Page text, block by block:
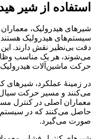
استفاده از شیر
شیرهای هیدرولیک،
سیستم‌های هیدرولیک
دقت بی‌نظیر نقش دارند.
می‌شوند، هر یک مناسب
حرکت ماشین‌آلات هیدرولیک
در زمینهٔ عملکرد، شیرهای
می‌کنند و مسیر حرکت سیال
معماران اصلی در کنترل
حاصل می‌کنند که در
صورت می‌گیرد.